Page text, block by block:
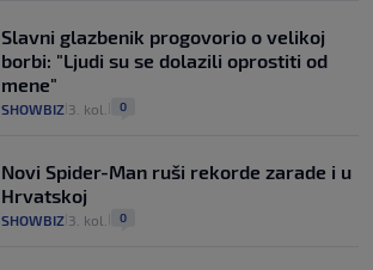
Slavni glazbenik progovorio o velikoj
borbi: "Ljudi su se dolazili oprostiti od
mene"
SHOWBIZ 3. kol. 0
Novi Spider-Man ruši rekorde zarade i u
Hrvatskoj
SHOWBIZ 3. kol. 0